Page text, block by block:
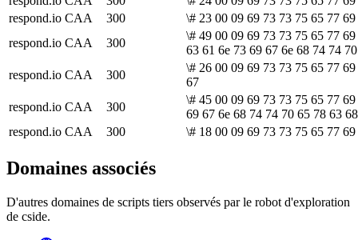
respond.io CAA 300
\# 23 00 09 69 73 73 75 65 77
respond.io CAA 300
\# 49 00 09 69 73 73 75 65 77
63 61 6e 73 69 67 6e 68 74 74
respond.io CAA 300
\# 26 00 09 69 73 73 75 65 77
67
respond.io CAA 300
\# 45 00 09 69 73 73 75 65 77
69 67 6e 68 74 74 70 65 78 63
respond.io CAA 300 \# 18 00 09 69 73 73 75 65 77
Domaines associés
D'autres domaines de scripts tiers observés par le robot d'exploration
de cside.